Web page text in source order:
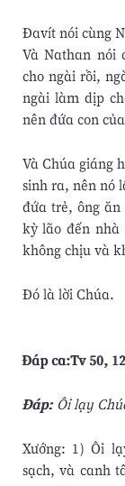
Ðavít nói cùng
Và Nathan nói
cho ngài rồi,
ngài làm dịp
nên đứa con
Và Chúa giáng
sinh ra, nên nó
đứa trẻ, ông
kỳ lão đến nhà
không chịu và
Ðó là lời Chúa.
Ðáp ca:Tv 50,
Ðáp:Ôi lạy
Xướng: 1) Ôi
sạch, và canh